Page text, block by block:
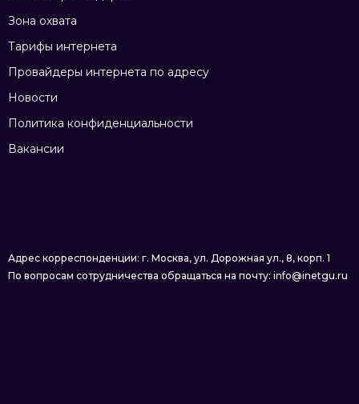
Зона охвата
Тарифы интернета
Провайдеры интернета по адресу
Новости
Политика конфиденциальности
Вакансии
Адрес корреспонденции: г. Москва, ул. Дорожная ул., 8, корп. 1
По вопросам сотрудничества обращаться на почту: info@inetgu.ru